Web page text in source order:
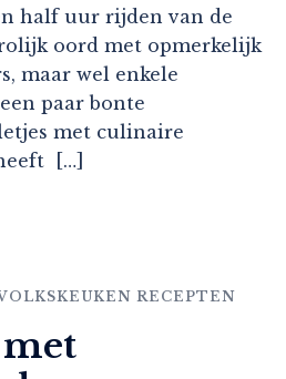
half uur rijden van de
oord met opmerkelijk
maar wel enkele
paar bonte
met culinaire
[…]
RECEPTEN